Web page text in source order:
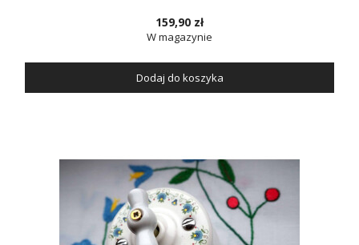
159,90 zł
W magazynie
Dodaj do koszyka